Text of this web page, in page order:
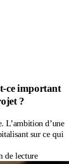
ce important
?
L’ambition d’une
sur ce qui
de lecture